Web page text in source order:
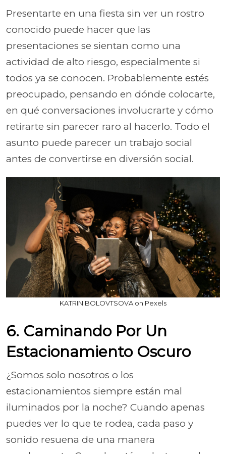
Presentarte en una fiesta sin ver un rostro
conocido puede hacer que las
presentaciones se sientan como una
actividad de alto riesgo, especialmente si
todos ya se conocen. Probablemente estés
preocupado, pensando en dónde colocarte,
en qué conversaciones involucrarte y cómo
retirarte sin parecer raro al hacerlo. Todo el
asunto puede parecer un trabajo social
antes de convertirse en diversión social.
KATRIN BOLOVTSOVA on Pexels
6. Caminando Por Un
Estacionamiento Oscuro
¿Somos solo nosotros o los
estacionamientos siempre están mal
iluminados por la noche? Cuando apenas
puedes ver lo que te rodea, cada paso y
sonido resuena de una manera